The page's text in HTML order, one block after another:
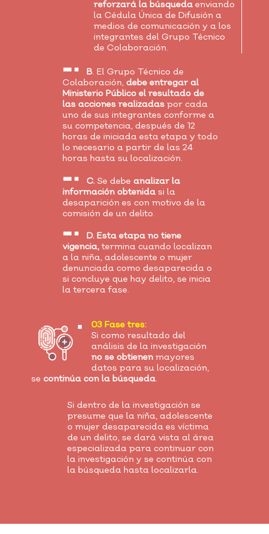
reforzará la búsquedaenviando
la Cédula Única de Difusión a
medios de comunicación y a los
integrantes del Grupo Técnico
de Colaboración.
B. El Grupo Técnico de
Colaboración,debe entregar al
Ministerio Público el resultado de
las acciones realizadas por cada
uno de sus integrantes conforme a
su competencia, después de 12
horas de iniciada esta etapa y todo
lo necesario a partir de las 24
horas hasta su localización.
C. Se debeanalizar la
información obtenida si la
desaparición es con motivo de la
comisión de un delito.
D. Esta etapa no tiene
vigencia, termina cuando localizan
a la niña, adolescente o mujer
denunciada como desaparecida o
si concluye que hay delito, se inicia
la tercera fase.
03 Fase tres:
Si como resultado del
análisis de la investigación
no se obtienenmayores
datos para su localización,
se continúa con la búsqueda.
Si dentro de la investigación se
presume que la niña, adolescente
o mujer desaparecida es víctima
de un delito, se dará vista al área
especializada para continuar con
la investigación y se continúa con
la búsqueda hasta localizarla.